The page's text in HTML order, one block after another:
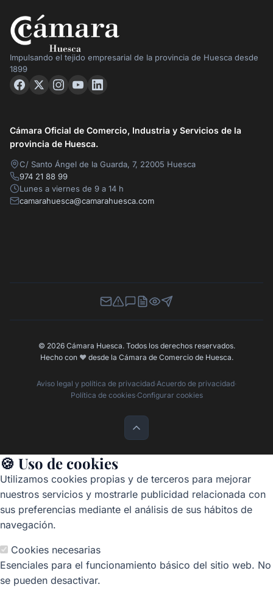
Impulsando el tejido empresarial de la provincia de Huesca desde
1899
Cámara Oficial de Comercio, Industria y Servicios de la
provincia de Huesca.
C/ Santo Ángel de la Guarda, 7, 22005 Huesca
974 21 88 99
Lunes a viernes de 9 a 14 h
camarahuesca@camarahuesca.com
Newsletter
Canal de Denuncias
Buzón de Sugerencias
Perfil Contratante
Ley de Transparencia
Contacta con nosotros
© 2026 Cámara Huesca. Todos los derechos reservados.
Hecho con ❤️desde la Cámara de Comercio de Huesca.
Aviso legal y política de privacidad·Acuerdo de privacidad·
Política de cookies·Configurar cookies
🍪 Uso de cookies
Utilizamos cookies propias y de terceros para mejorar
nuestros servicios y mostrarle publicidad relacionada con
sus preferencias mediante el análisis de sus hábitos de
navegación.
Cookies necesarias
Esenciales para el funcionamiento básico del sitio web. No
se pueden desactivar.